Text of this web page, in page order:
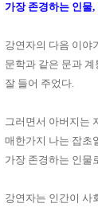
가장 존경하는 인물,
강연자의 다음 이야
문학과 같은 문과
잘 들어 주었다.
그러면서 아버지는
매한가지 나는 잡초
가장 존경하는 인물
강연자는 인간이 사